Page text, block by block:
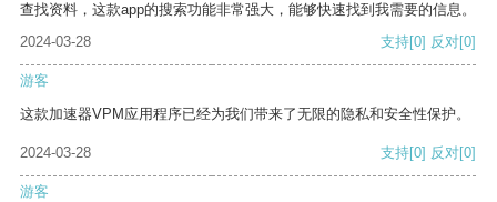
查找资料，这款app的搜索功能非常强大，能够快速找到我需要的信息。
2024-03-28
支持[0] 反对[0]
游客
这款加速器VPM应用程序已经为我们带来了无限的隐私和安全性保护。
2024-03-28 支持[0] 反对[0]
游客